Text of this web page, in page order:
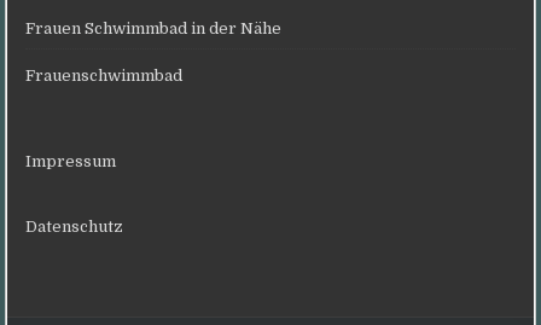
Frauen Schwimmbad in der Nähe
Frauenschwimmbad
Impressum
Datenschutz